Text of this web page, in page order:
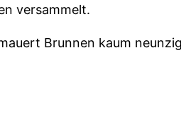
versammelt.
Brunnen kaum